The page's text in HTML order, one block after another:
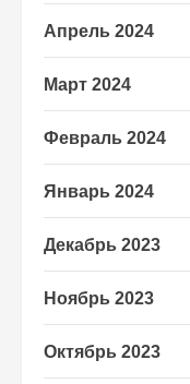
Апрель 2024
Март 2024
Февраль 2024
Январь 2024
Декабрь 2023
Ноябрь 2023
Октябрь 2023